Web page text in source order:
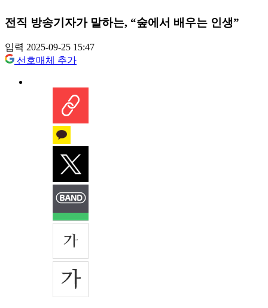
전직 방송기자가 말하는, “숲에서 배우는 인생”
입력 2025-09-25 15:47
선호매체 추가